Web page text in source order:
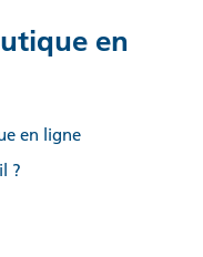
en
en ligne
?